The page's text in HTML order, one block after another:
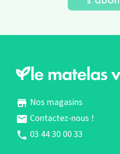
store Nos magasins
mail Contactez-nous !
phone 03 44 30 00 33